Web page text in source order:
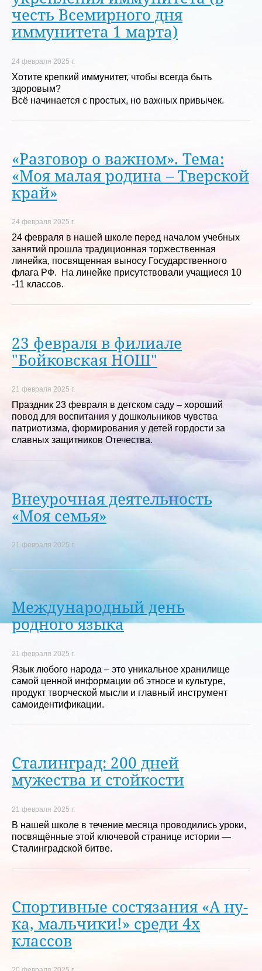
честь Всемирного дня
иммунитета 1 марта)
24 февраля 2025 г.
Хотите крепкий иммунитет, чтобы всегда быть
здоровым?
Всё начинается с простых, но важных привычек.
«Разговор о важном». Тема:
«Моя малая родина – Тверской
край»
24 февраля 2025 г.
24 февраля в нашей школе перед началом учебных
занятий прошла традиционная торжественная
линейка, посвященная выносу Государственного
флага РФ. На линейке присутствовали учащиеся 10
-11 классов.
23 февраля в филиале
"Бойковская НОШ"
21 февраля 2025 г.
Праздник 23 февраля в детском саду – хороший
повод для воспитания у дошкольников чувства
патриотизма, формирования у детей гордости за
славных защитников Отечества.
Внеурочная деятельность
«Моя семья»
21 февраля 2025 г.
Международный день
родного языка
21 февраля 2025 г.
Язык любого народа – это уникальное хранилище
самой ценной информации об этносе и культуре,
продукт творческой мысли и главный инструмент
самоидентификации.
Сталинград: 200 дней
мужества и стойкости
21 февраля 2025 г.
В нашей школе в течение месяца проводились уроки,
посвящённые этой ключевой странице истории —
Сталинградской битве.
Спортивные состязания «А ну-
ка, мальчики!» среди 4х
классов